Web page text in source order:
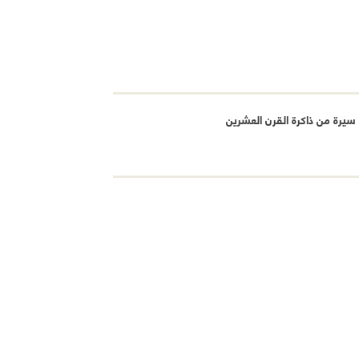
من ذاكرة القرن العشرين